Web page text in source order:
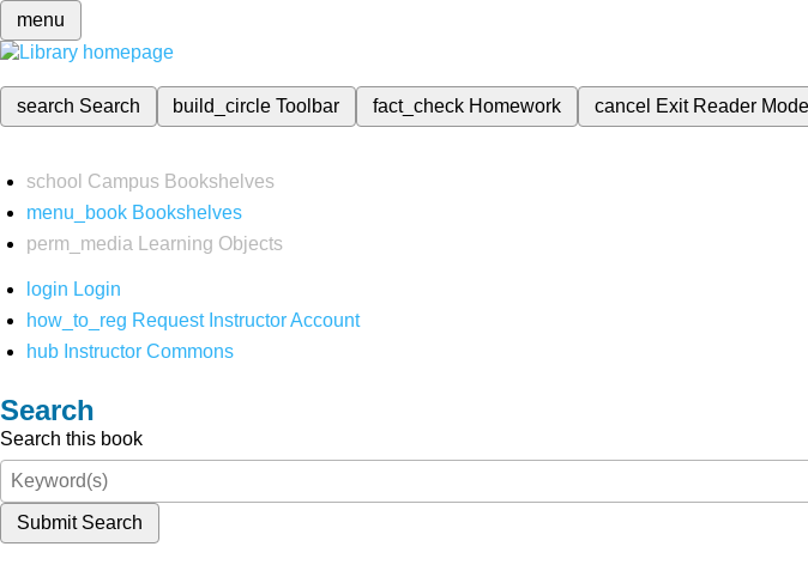
menu
search Search build_circleToolbar fact_check Homework cancel Exit Reader Mode
school Campus Bookshelves
menu_book Bookshelves
perm_media
Learning Objects
login Login
how_to_reg Request Instructor Account
hub Instructor Commons
Search
Search this book
Submit Search